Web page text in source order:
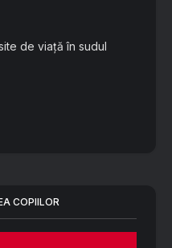
de viață în sudul
COPIILOR